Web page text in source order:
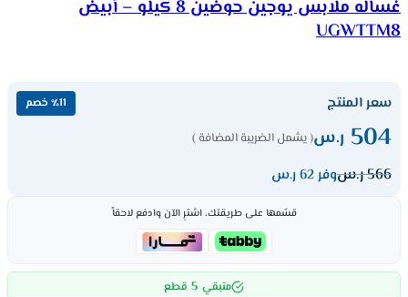
غساله ملابس يوجين حوضين 8 كيلو – أبيض
UGWTTM8
سعر المنتج ٪11 خصم
504 ر.س( يشمل الضريبة المضافة )
566ر.سوفر 62 ر.س
قسّمها على طريقتك، اشترِ الآن وادفع لاحقاً
متبقي 5 قطع